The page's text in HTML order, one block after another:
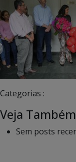
Categorias :
Veja Também
Sem posts